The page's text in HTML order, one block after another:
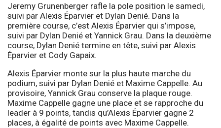
Jeremy Grunenberger rafle la pole position le samedi,
suivi par Alexis Éparvier et Dylan Denié. Dans la
première course, c’est Alexis Éparvier qui s’impose,
suivi par Dylan Denié et Yannick Grau. Dans la deuxième
course, Dylan Denié termine en tête, suivi par Alexis
Éparvier et Cody Gapaix.
Alexis Éparvier monte sur la plus haute marche du
podium, suivi par Dylan Denié et Maxime Cappelle. Au
provisoire, Yannick Grau conserve la plaque rouge.
Maxime Cappelle gagne une place et se rapproche du
leader à 9 points, tandis qu’Alexis Éparvier gagne 2
places, à égalité de points avec Maxime Cappelle.